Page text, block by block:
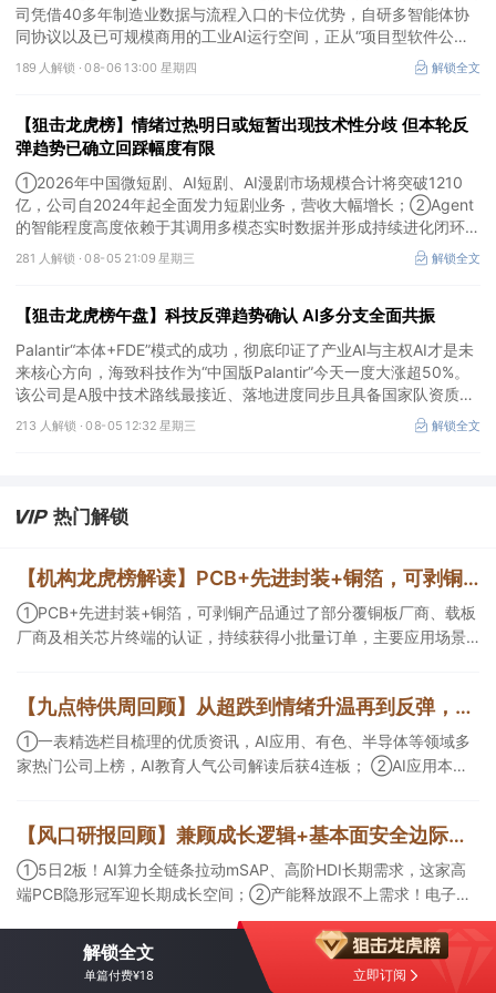
司凭借40多年制造业数据与流程入口的卡位优势，自研多智能体协
同协议以及已可规模商用的工业AI运行空间，正从“项目型软件公
司”向“AI原生平台生态型公司”跃迁。
189 人解锁 ·08-06 13:00 星期四 解锁全文
【狙击龙虎榜】情绪过热明日或短暂出现技术性分歧 但本轮反
弹趋势已确立回踩幅度有限
①2026年中国微短剧、AI短剧、AI漫剧市场规模合计将突破1210
亿，公司自2024年起全面发力短剧业务，营收大幅增长；②Agent
的智能程度高度依赖于其调用多模态实时数据并形成持续进化闭环的
能力，公司是全球首个完成TPC-DS测试并通过官方审计的数据库企
业；③2026年被多方定义为Robotaxi商业化元年，公司正从“传统
业从0到1的估值重估红利。
281 人解锁 ·08-05 21:09 星期三 解锁全文
【狙击龙虎榜午盘】科技反弹趋势确认 AI多分支全面共振
Palantir“本体+FDE”模式的成功，彻底印证了产业AI与主权AI才是未
来核心方向，海致科技作为“中国版Palantir”今天一度大涨超50%。
该公司是A股中技术路线最接近、落地进度同步且具备国家队资质的
核心标的，目前正处于从“数据智能基础设施”向“产业级AI Agent核
心供应商”跃迁的价值重估起点。
213 人解锁 ·08-05 12:32 星期三 解锁全文
热门解锁
【机构龙虎榜解读】PCB+先进封装+铜箔，可剥铜产品通过了部分覆铜板厂商、载板厂商及相关芯片终端的认证，持续获得小批量订单，主要应用场景包括芯片封装光模块用PCB，机构大额净买入这家公司
①PCB+先进封装+铜箔，可剥铜产品通过了部分覆铜板厂商、载板
厂商及相关芯片终端的认证，持续获得小批量订单，主要应用场景
等方面具有丰富经验，具备承接细胞与基因治疗产品商业化受托生
产的合规资质，这家公司获净买入。
【九点特供周回顾】从超跌到情绪升温再到反弹，栏目梳理AI应用题材逻辑，AI教育人气公司解读后获4连板
①一表精选栏目梳理的优质资讯，AI应用、有色、半导体等领域多
家热门公司上榜，AI教育人气公司解读后获4连板； ②AI应用本周
角前瞻产业供需情况，提及2家核心公司双双涨停。
【风口研报回顾】兼顾成长逻辑+基本面安全边际！王牌自营前瞻覆盖“pcb+MLCC+电子布”，梳理AI产业链优质标的“深坑起跳”
①5日2板！AI算力全链条拉动mSAP、高阶HDI长期需求，这家高
端PCB隐形冠军迎长期成长空间；②产能释放跟不上需求！电子布
未来3年缺口难消，深坑之际再梳理行业逻辑，人气龙头涨超3成；
③AI服务器、机器人带动MLCC景气周期持续！这家公司扩产、涨
价预期暂未被市场定价，王牌自营前瞻捕捉“预期差”，3日大涨
解锁全文
单篇付费¥18 立即订阅